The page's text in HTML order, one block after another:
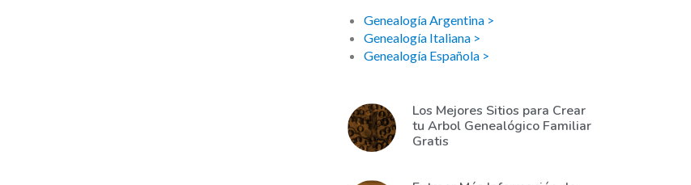
Genealogía Argentina >
Genealogía Italiana >
Genealogía Española >
Los Mejores Sitios para Crear
tu Arbol Genealógico Familiar
Gratis